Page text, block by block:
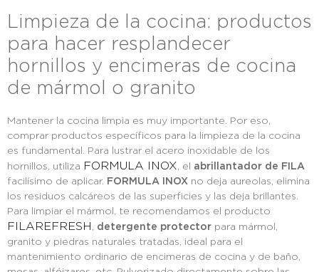
Limpieza de la cocina: productos
para hacer resplandecer
hornillos y encimeras de cocina
de mármol o granito
Mantener la cocina limpia es muy importante. Por eso,
comprar productos específicos para la limpieza de la cocina
es fundamental. Para lustrar el acero inoxidable de los
hornillos, utiliza FORMULA INOX , el abrillantador de FILA
facilísimo de aplicar. FORMULA INOX no deja aureolas, elimina
los residuos calcáreos de las superficies y las deja brillantes.
Para limpiar el mármol, te recomendamos el producto
FILAREFRESH detergente protector para mármol,
granito y piedras naturales tratadas, ideal para el
mantenimiento ordinario de encimeras de cocina y de baño,